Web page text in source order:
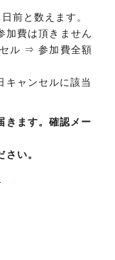
前と数えます。
費は頂きません
ル ⇒ 参加費全額
キャンセルに該当
きます。確認メー
い。